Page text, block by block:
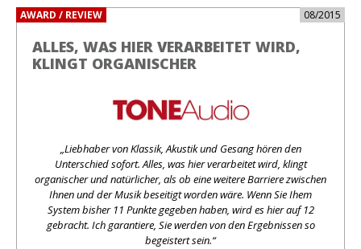
AWARD / REVIEW 08/2015
ALLES, WAS HIER VERARBEITET WIRD,
KLINGT ORGANISCHER
„Liebhaber von Klassik, Akustik und Gesang hören den
Unterschied sofort. Alles, was hier verarbeitet wird, klingt
organischer und natürlicher, als ob eine weitere Barriere zwischen
Ihnen und der Musik beseitigt worden wäre. Wenn Sie Ihem
System bisher 11 Punkte gegeben haben, wird es hier auf 12
gebracht. Ich garantiere, Sie werden von den Ergebnissen so
begeistert sein.“